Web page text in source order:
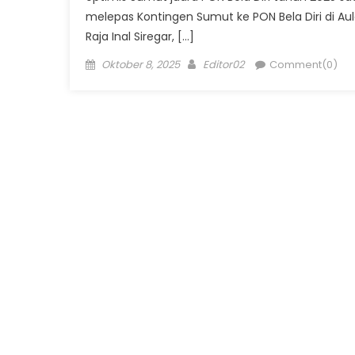
melepas Kontingen Sumut ke PON Bela Diri di
Raja Inal Siregar, […]
Posted
Oktober 8, 2025 Author
Editor02 Comment(0)